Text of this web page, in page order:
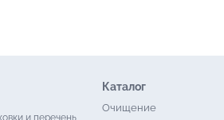
и перечень
Каталог
Очищение